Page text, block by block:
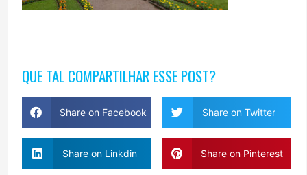
QUE TAL COMPARTILHAR ESSE POST?
Share on Facebook Share on Twitter
Share on Linkdin Share on Pinterest